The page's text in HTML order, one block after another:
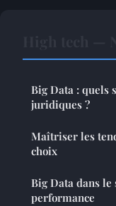
Big Data : quels
juridiques ?
Maîtriser les
choix
Big Data dans
performance